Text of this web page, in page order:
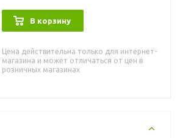
В корзину
Цена действительна только для интернет-
магазина и может отличаться от цен в
розничных магазинах